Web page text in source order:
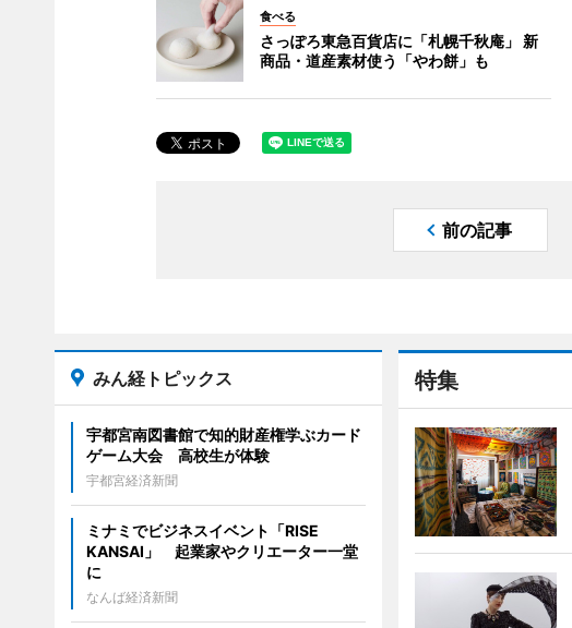
食べる
さっぽろ東急百貨店に「札幌千秋庵」 新
商品・道産素材使う「やわ餅」も
前の記事
特集
みん経トピックス
宇都宮南図書館で知的財産権学ぶカード
ゲーム大会 高校生が体験
宇都宮経済新聞
ミナミでビジネスイベント「RISE
KANSAI」 起業家やクリエーター一堂
に
なんば経済新聞